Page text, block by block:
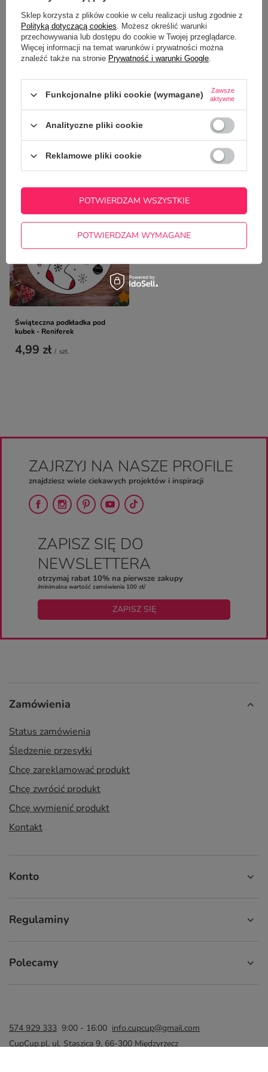
OPINIE (5)
niezwłocznie, najciekawsze pytania i
ZADAJ PYTANIE
NAJCZĘŚCIEJ KUPOWANE Z
TYM TOWAREM
Świąteczna podkładka pod
kubek - Reniferek
4,99 zł / szt.
ZAJRZYJ NA NASZE PROFILE
znajdziesz wiele ciekawych projektów i inspiracji
ZAPISZ SIĘ DO
NEWSLETTERA
otrzymaj rabat 10% na pierwsze zakupy
/minimalna wartość zamówienia 100 zł/
ZAPISZ SIĘ
Zamówienia
Status zamówienia
Śledzenie przesyłki
Chcę zareklamować produkt
Chcę zwrócić produkt
Chcę wymienić produkt
Kontakt
Konto
Regulaminy
Polecamy
574 929 333 9:00 - 16:00 info.cupcup@gmail.com
CupCup.pl, ul. Staszica 9, 66-300 Międzyrzecz
Sklep korzysta z plików cookie w celu realizacji usług zgodnie z
Polityką dotyczącą cookies. Możesz określić warunki
przechowywania lub dostępu do cookie w Twojej przeglądarce.
Więcej informacji na temat warunków i prywatności można
znaleźć także na stronie Prywatność i warunki Google.
Funkcjonalne pliki cookie (wymagane)
Zawsze
aktywne
Analityczne pliki cookie
Reklamowe pliki cookie
POTWIERDZAM WYMAGANE
POTWIERDZAM WSZYSTKIE